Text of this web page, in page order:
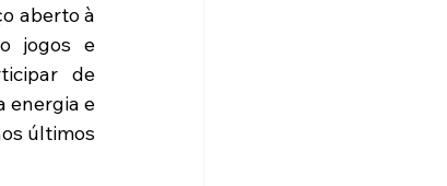
aberto à
jogos e
de
energia e
últimos